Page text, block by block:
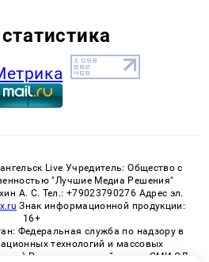
Live Учредитель: Общество с
"Лучшие Медиа Решения"
А. С. Тел.: +79023790276 Адрес эл.
Знак информационной продукции:
16+
Федеральная служба по надзору в
технологий и массовых
Регистрационный номер СМИ ЭЛ